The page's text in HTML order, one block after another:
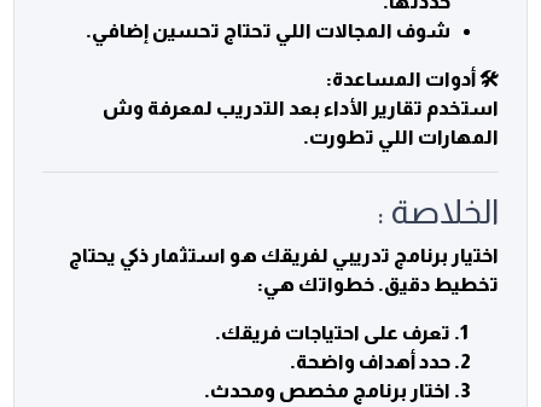
شوف المجالات اللي تحتاج تحسين إضافي.
🛠️ أدوات المساعدة:
استخدم تقارير الأداء بعد التدريب لمعرفة وش
المهارات اللي تطورت.
الخلاصة :
اختيار برنامج تدريبي لفريقك هو استثمار ذكي يحتاج
تخطيط دقيق. خطواتك هي:
تعرف على احتياجات فريقك.
حدد أهداف واضحة.
اختار برنامج مخصص ومحدث.